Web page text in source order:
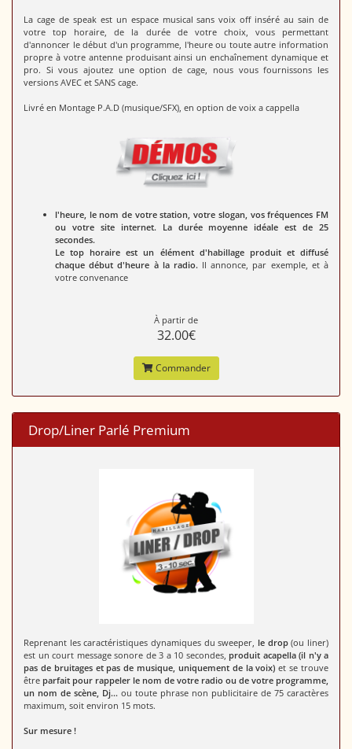
La cage de speak est un espace musical sans voix off inséré au sain de
votre top horaire, de la durée de votre choix, vous permettant
d'annoncer le début d'un programme, l'heure ou toute autre information
propre à votre antenne produisant ainsi un enchaînement dynamique et
pro. Si vous ajoutez une option de cage, nous vous fournissons les
versions AVEC et SANS cage.
Livré en Montage P.A.D (musique/SFX), en option de voix a cappella
l'heure, le nom de votre station, votre slogan, vos fréquences FM
ou votre site internet. La durée moyenne idéale est de 25
secondes.
Le top horaire est un élément d'habillage produit et diffusé
chaque début d'heure à la radio.Il annonce, par exemple, et à
votre convenance
À partir de
32.00€
Commander
Drop/Liner Parlé Premium
Reprenant les caractéristiques dynamiques du sweeper, le drop(ou liner)
est un court message sonore de 3 a 10 secondes, produit acapella (il n'y a
pas de bruitages et pas de musique, uniquement de la voix) et se trouve
être parfait pour rappeler le nom de votre radio ou de votre programme,
un nom de scène, Dj... ou toute phrase non publicitaire de 75 caractères
maximum, soit environ 15 mots.
Sur mesure !